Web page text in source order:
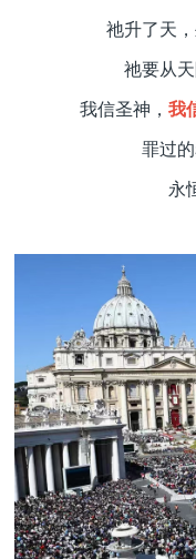
祂升了天
祂要从
我信圣神， 我
罪过
永